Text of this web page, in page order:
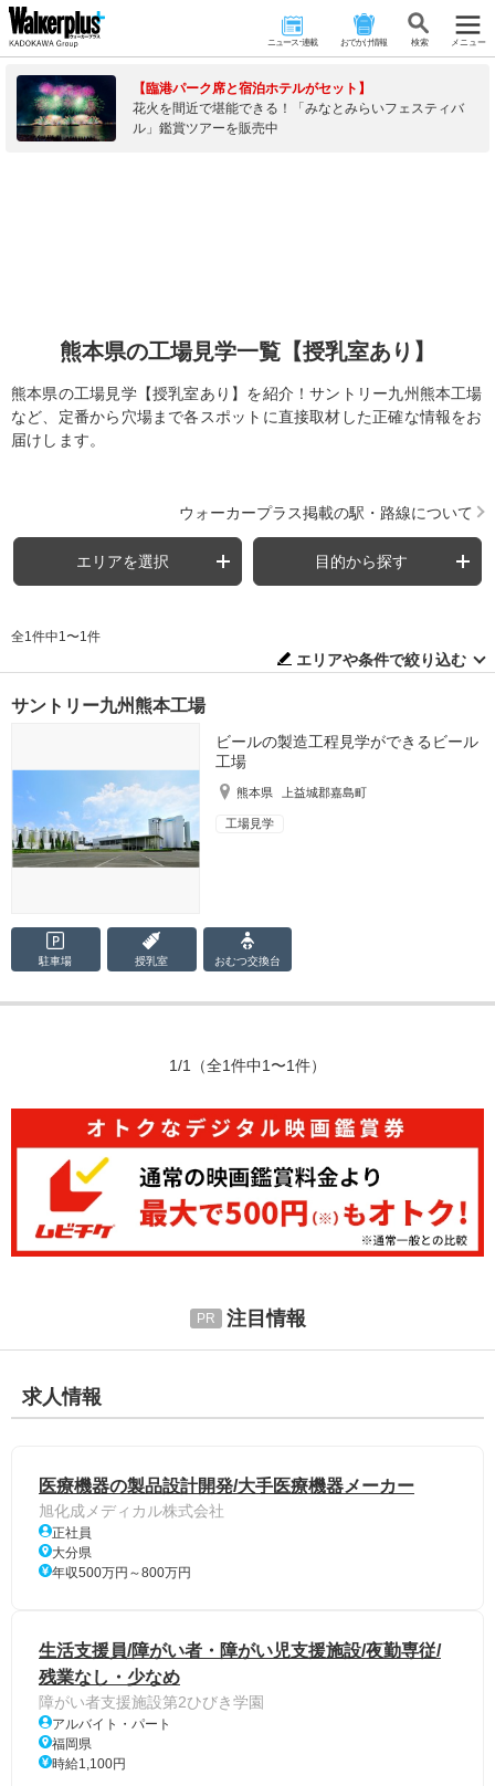
ニュース･連載 おでかけ情報 検 索 メニュー
【臨港パーク席と宿泊ホテルがセット】
花火を間近で堪能できる！「みなとみらいフェスティバ
ル」鑑賞ツアーを販売中
熊本県の工場見学一覧【授乳室あり】
熊本県の工場見学【授乳室あり】を紹介！サントリー九州熊本工場
など、定番から穴場まで各スポットに直接取材した正確な情報をお
届けします。
ウォーカープラス掲載の駅・路線について
エリアを選択 目的から探す
全1件中1〜1件
エリアや条件で絞り込む
サントリー九州熊本工場
ビールの製造工程見学ができるビール
工場
熊本県 上益城郡嘉島町
工場見学
駐車場 授乳室 おむつ交換台
1/1 （全1件中1〜1件）
注目情報
求人情報
医療機器の製品設計開発/大手医療機器メーカー
旭化成メディカル株式会社
正社員
大分県
年収500万円～800万円
生活支援員/障がい者・障がい児支援施設/夜勤専従/
残業なし・少なめ
障がい者支援施設第2ひびき学園
アルバイト・パート
福岡県
時給1,100円